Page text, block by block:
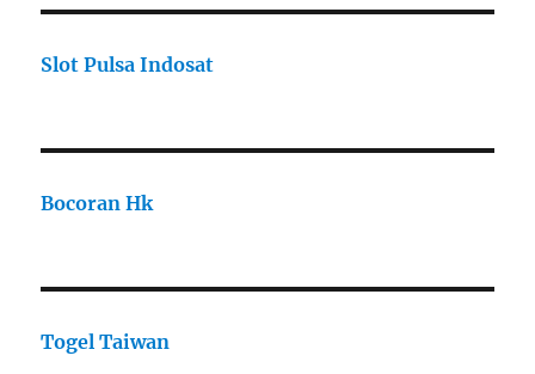
Slot Pulsa Indosat
Bocoran Hk
Togel Taiwan